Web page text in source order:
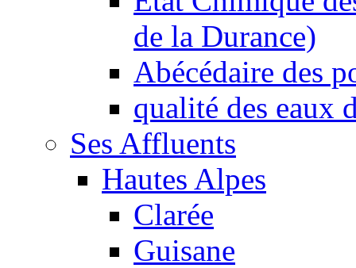
de la Durance)
Abécédaire des
qualité des eaux
Ses Affluents
Hautes Alpes
Clarée
Guisane